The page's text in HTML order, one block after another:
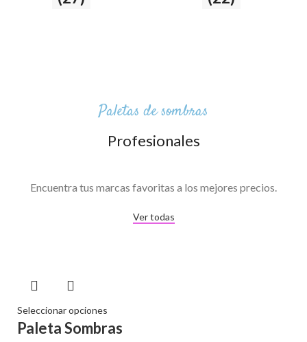
Paletas de sombras
Profesionales
Encuentra tus marcas favoritas a los mejores precios.
Ver todas
Seleccionar opciones
Paleta Sombras